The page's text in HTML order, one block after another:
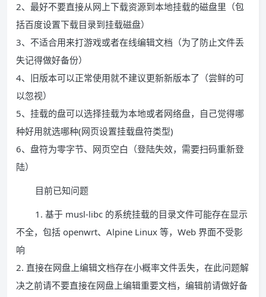
2、最好不要直接从网上下载资源到本地挂载的磁盘里（包
括百度设置下载目录到挂载磁盘）
3、不适合用来打游戏或者在线编辑文档（为了防止文件丢
失记得做好备份）
4、旧版本可以正常使用就不建议更新新版本了（尝鲜的可
以忽视）
5、挂载的盘可以选择挂载为本地或者网络盘，自己觉得哪
种好用就选哪种(网页设置挂载盘符类型)
6、盘符为零字节、网页空白（登陆失效，需要扫码重新登
陆）
目前已知问题
1. 基于 musl-libc 的系统挂载的目录文件可能存在显示
不全，包括 openwrt、Alpine Linux 等，Web 界面不受影
响
2. 直接在网盘上编辑文档存在小概率文件丢失，在此问题解
决之前请不要直接在网盘上编辑重要文档，编辑前请做好备